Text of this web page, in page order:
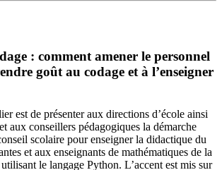
: comment amener le personnel
goût au codage et à l’enseigner
est de présenter aux directions d’école ainsi
aux conseillers pédagogiques la démarche
scolaire pour enseigner la didactique du
et aux enseignants de mathématiques de la
le langage Python. L’accent est mis sur